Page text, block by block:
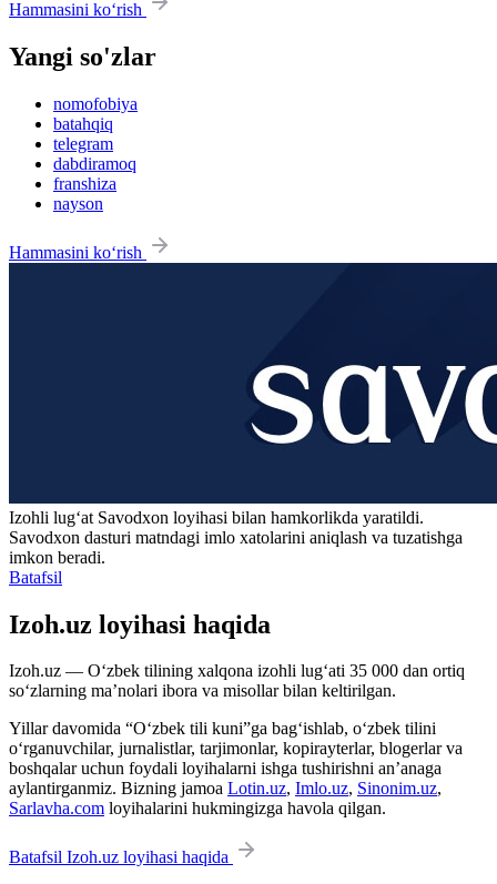
Hammasini ko‘rish
Yangi so'zlar
nomofobiya
batahqiq
telegram
dabdiramoq
franshiza
nayson
Hammasini ko‘rish
Izohli lugʻat Savodxon loyihasi bilan hamkorlikda yaratildi.
Savodxon dasturi matndagi imlo xatolarini aniqlash va tuzatishga
imkon beradi.
Batafsil
Izoh.uz loyihasi haqida
Izoh.uz — O‘zbek tilining xalqona izohli lug‘ati 35 000 dan ortiq
so‘zlarning ma’nolari ibora va misollar bilan keltirilgan.
Yillar davomida “O‘zbek tili kuni”ga bag‘ishlab, o‘zbek tilini
o‘rganuvchilar, jurnalistlar, tarjimonlar, kopirayterlar, blogerlar va
boshqalar uchun foydali loyihalarni ishga tushirishni an’anaga
aylantirganmiz. Bizning jamoa Lotin.uz, Imlo.uz, Sinonim.uz,
Sarlavha.com loyihalarini hukmingizga havola qilgan.
Batafsil Izoh.uz loyihasi haqida